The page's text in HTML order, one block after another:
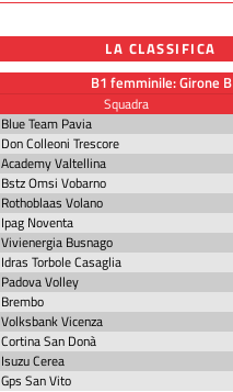
LA CLASSIFICA
B1 femminile: Girone B
Squadra
Blue Team Pavia
Don Colleoni Trescore
Academy Valtellina
Bstz Omsi Vobarno
Rothoblaas Volano
Ipag Noventa
Vivienergia Busnago
Idras Torbole Casaglia
Padova Volley
Brembo
Volksbank Vicenza
Cortina San Donà
Isuzu Cerea
Gps San Vito